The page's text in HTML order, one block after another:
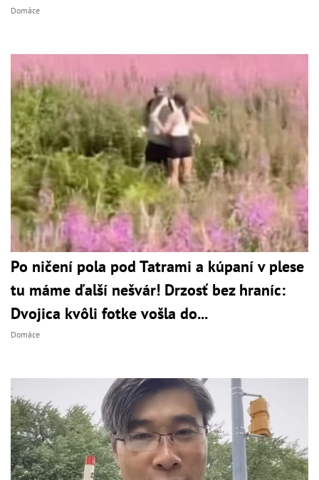
Domáce
Po ničení pola pod Tatrami a kúpaní v plese
tu máme ďalší nešvár! Drzosť bez hraníc:
Dvojica kvôli fotke vošla do...
Domáce